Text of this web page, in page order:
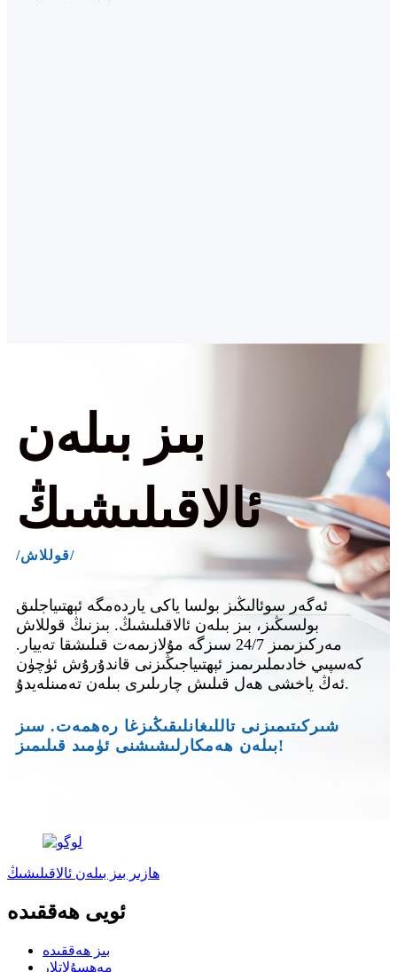
بىز بىلەن
ئالاقىلىشىڭ
/قوللاش/
ئەگەر سوئالىڭىز بولسا ياكى ياردەمگە ئېھتىياجلىق
بولسىڭىز، بىز بىلەن ئالاقىلىشىڭ. بىزنىڭ قوللاش
مەركىزىمىز 24/7 سىزگە مۇلازىمەت قىلىشقا تەييار.
كەسپىي خادىملىرىمىز ئېھتىياجىڭىزنى قاندۇرۇش ئۈچۈن
ئەڭ ياخشى ھەل قىلىش چارىلىرى بىلەن تەمىنلەيدۇ.
شىركىتىمىزنى تاللىغانلىقىڭىزغا رەھمەت. سىز
بىلەن ھەمكارلىشىشنى ئۈمىد قىلىمىز!
ھازىر بىز بىلەن ئالاقىلىشىڭ
ئويى ھەققىدە
بىز ھەققىدە
مەھسۇلاتلار